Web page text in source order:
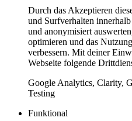
Durch das Akzeptieren
und Surfverhalten
und anonymisiert
optimieren und das
verbessern. Mit deiner
Webseite folgende
Google Analytics, Clarity,
Testing
Funktional